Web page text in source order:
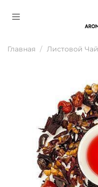
Главная Листовой Чай